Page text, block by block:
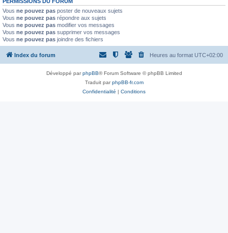
Vous ne pouvez pas poster de nouveaux sujets
Vous ne pouvez pas répondre aux sujets
Vous ne pouvez pas modifier vos messages
Vous ne pouvez pas supprimer vos messages
Vous ne pouvez pas joindre des fichiers
Index du forum Heures au format UTC+02:00
Développé parphpBB® Forum Software © phpBB Limited
Traduit parphpBB-fr.com
Confidentialité | Conditions